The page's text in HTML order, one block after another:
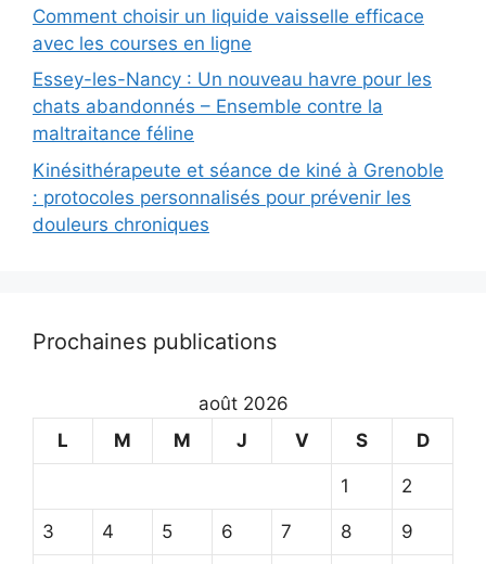
Comment choisir un liquide vaisselle efficace
avec les courses en ligne
Essey-les-Nancy : Un nouveau havre pour les
chats abandonnés – Ensemble contre la
maltraitance féline
Kinésithérapeute et séance de kiné à Grenoble
: protocoles personnalisés pour prévenir les
douleurs chroniques
Prochaines publications
août 2026
L
M M J V S D
1 2
3 4 5 6 7 8 9